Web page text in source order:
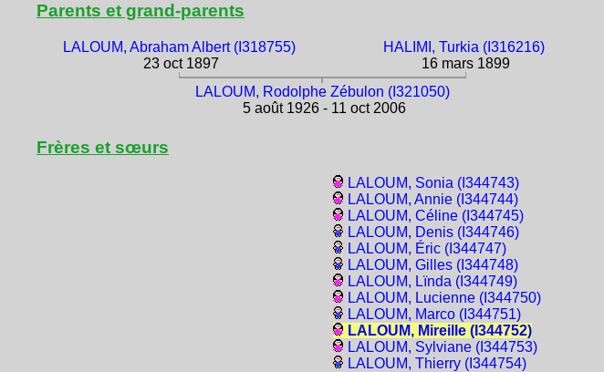
Parents et grand-parents
LALOUM, Abraham Albert (I318755)
23 oct 1897
HALIMI, Turkia (I316216)
16 mars 1899
LALOUM, Rodolphe Zébulon (I321050)
5 août 1926 - 11 oct 2006
Frères et sœurs
LALOUM, Sonia (I344743)
LALOUM, Annie (I344744)
LALOUM, Céline (I344745)
LALOUM, Denis (I344746)
LALOUM, Éric (I344747)
LALOUM, Gilles (I344748)
LALOUM, Lïnda (I344749)
LALOUM, Lucienne (I344750)
LALOUM, Marco (I344751)
LALOUM, Mireille (I344752)
LALOUM, Sylviane (I344753)
LALOUM, Thierry (I344754)